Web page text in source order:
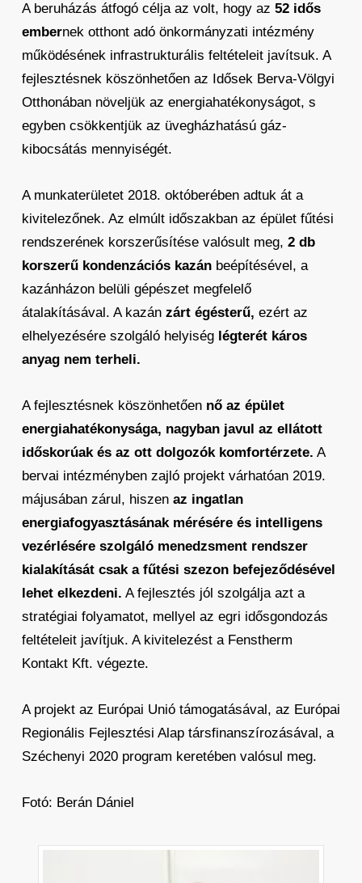
A beruházás átfogó célja az volt, hogy az 52 idős
embernek otthont adó önkormányzati intézmény
működésének infrastrukturális feltételeit javítsuk. A
fejlesztésnek köszönhetően az Idősek Berva-Völgyi
Otthonában növeljük az energiahatékonyságot, s
egyben csökkentjük az üvegházhatású gáz-
kibocsátás mennyiségét.
A munkaterületet 2018. októberében adtuk át a
kivitelezőnek. Az elmúlt időszakban az épület fűtési
rendszerének korszerűsítése valósult meg, 2 db
korszerű kondenzációs kazánbeépítésével, a
kazánházon belüli gépészet megfelelő
átalakításával. A kazán zárt égésterű, ezért az
elhelyezésére szolgáló helyiség légterét káros
anyag nem terheli.
A fejlesztésnek köszönhetően nő az épület
energiahatékonysága, nagyban javul az ellátott
időskorúak és az ott dolgozók komfortérzete. A
bervai intézményben zajló projekt várhatóan 2019.
májusában zárul, hiszen az ingatlan
energiafogyasztásának mérésére és intelligens
vezérlésére szolgáló menedzsment rendszer
kialakítását csak a fűtési szezon befejeződésével
lehet elkezdeni. A fejlesztés jól szolgálja azt a
stratégiai folyamatot, mellyel az egri idősgondozás
feltételeit javítjuk. A kivitelezést a Fenstherm
Kontakt Kft. végezte.
A projekt az Európai Unió támogatásával, az Európai
Regionális Fejlesztési Alap társfinanszírozásával, a
Széchenyi 2020 program keretében valósul meg.
Fotó: Berán Dániel